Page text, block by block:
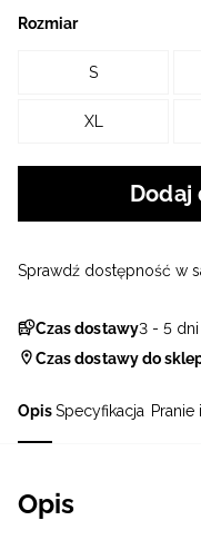
OpisSpecyfikacja
Opis
Rozmiar
S
XL
Dodaj
Czas dostawy3 - 5
Czas dostawy do
Sprawdź dostępność w